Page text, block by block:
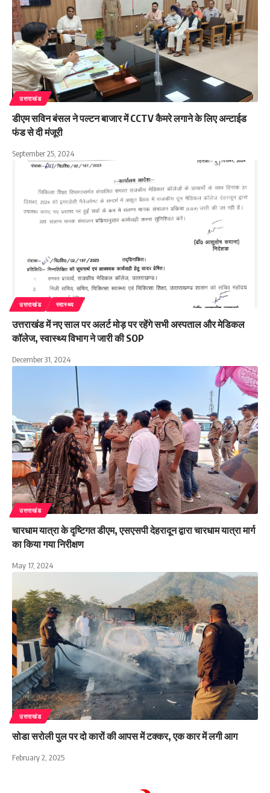
उत्तराखंड
डीएम सविन बंसल ने पल्टन बाजार में CCTV कैमरे लगाने के लिए अन्टाईड
फंड से दी मंजूरी
September 25, 2024
उत्तराखंड स्वास्थ्य
उत्तराखंड में नए साल पर अलर्ट मोड़ पर रहेंगे सभी अस्पताल और मेडिकल
कॉलेज, स्वास्थ्य विभाग ने जारी की SOP
December 31, 2024
उत्तराखंड
चारधाम यात्रा के दृष्टिगत डीएम, एसएसपी देहरादून द्वारा चारधाम यात्रा मार्ग
का किया गया निरीक्षण
May 17, 2024
उत्तराखंड
सोडा सरोली पुल पर दो कारों की आपस में टक्कर, एक कार में लगी आग
February 2, 2025